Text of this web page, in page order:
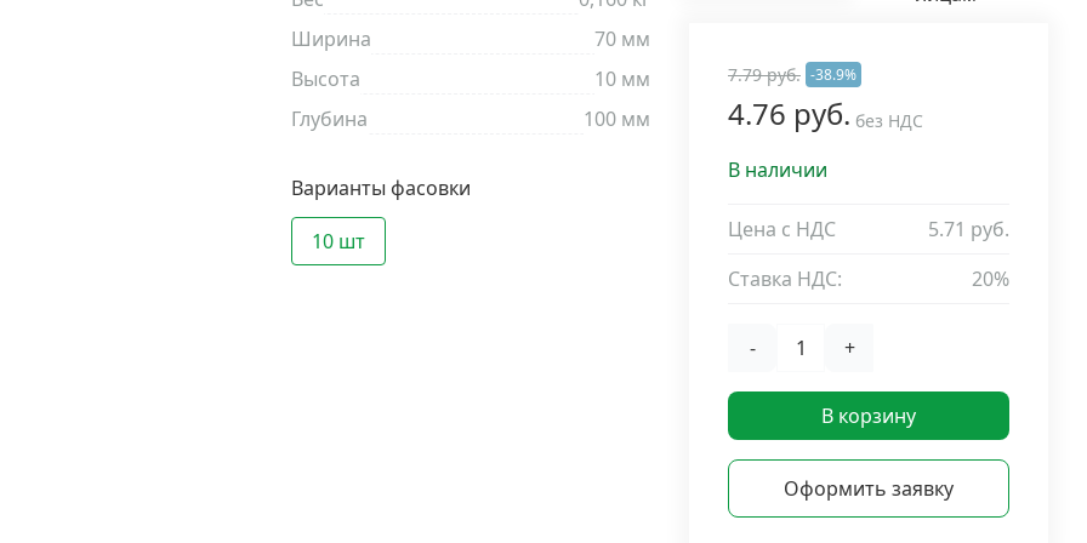
Ширина
70 мм
Высота
10 мм
Глубина
100 мм
Варианты фасовки
10 шт
7.79 руб. -38.9%
4.76 руб. без НДС
В наличии
Цена с НДС
5.71 руб.
Ставка НДС:
20%
- +
В корзину
Оформить заявку